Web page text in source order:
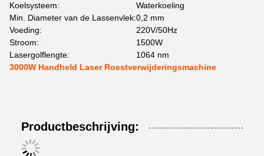
Koelsysteem:
Waterkoeling
Min. Diameter van de Lassenvlek:0,2 mm
Voeding:
220V/50Hz
Stroom:
1500W
Lasergolflengte:
1064 nm
3000W Handheld Laser Roestverwijderingsmachine
Productbeschrijving: